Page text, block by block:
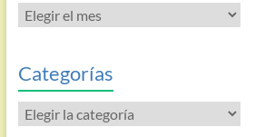
Todas
las
Categorías
Categorías